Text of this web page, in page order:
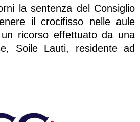
la sentenza del Consiglio
il crocifisso nelle aule
ricorso effettuato da una
Soile Lauti, residente ad